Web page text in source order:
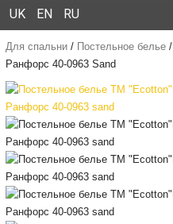
UK EN RU
Для спальни/ Постельное белье/
Ранфорс 40-0963 Sand